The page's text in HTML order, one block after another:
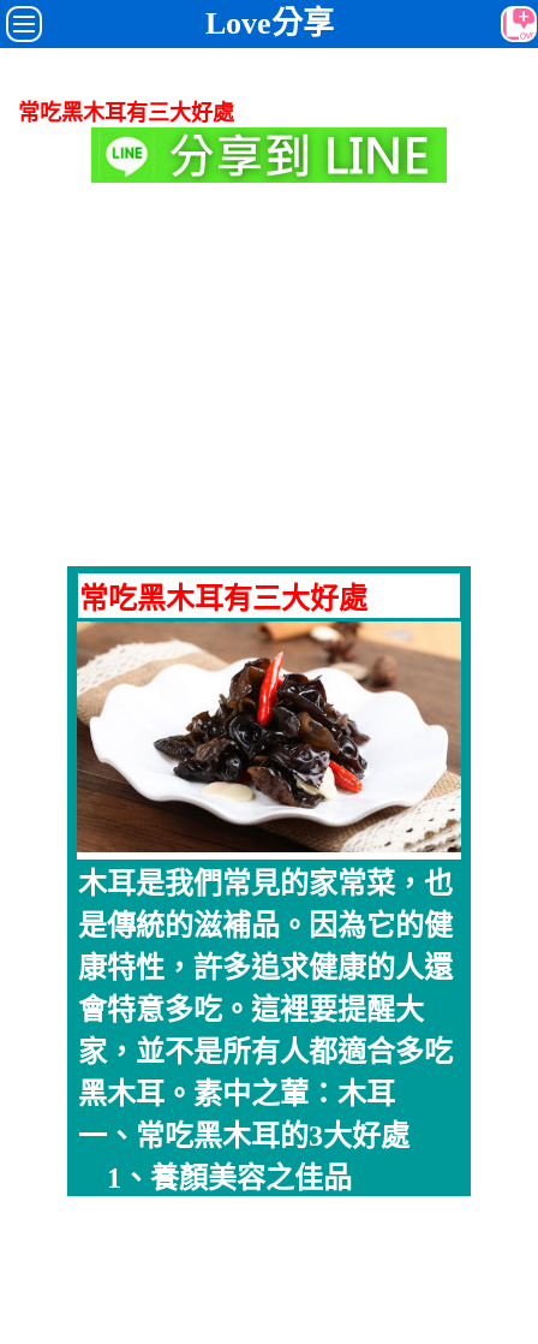
Love分享
常吃黑木耳有三大好處
常吃黑木耳有三大好處
木耳是我們常見的家常菜，也
是傳統的滋補品。因為它的健
康特性，許多追求健康的人還
會特意多吃。這裡要提醒大
家，並不是所有人都適合多吃
黑木耳。素中之葷：木耳
一、常吃黑木耳的3大好處
1、養顏美容之佳品